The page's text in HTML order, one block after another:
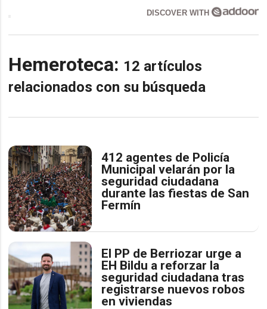
DISCOVER WITH
Hemeroteca: 12 artículos
relacionados con su búsqueda
412 agentes de Policía
Municipal velarán por la
seguridad ciudadana
durante las fiestas de San
Fermín
El PP de Berriozar urge a
EH Bildu a reforzar la
seguridad ciudadana tras
registrarse nuevos robos
en viviendas